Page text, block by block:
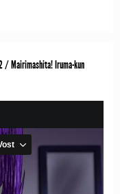
/ Mairimashita! Iruma-kun